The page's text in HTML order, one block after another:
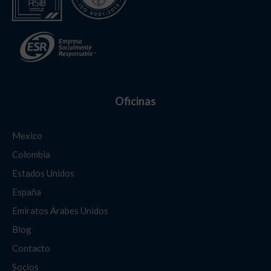
Oficinas
Mexico
Colombia
Estados Unidos
España
Emiratos Árabes Unidos
Blog
Contacto
Socios